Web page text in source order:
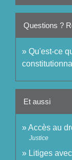
Questions ?
Qu'est-ce
Et aussi
Accès au
Justice
Litiges